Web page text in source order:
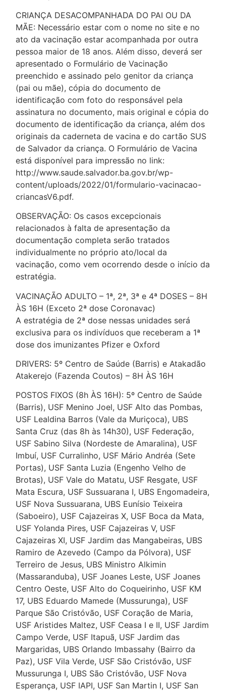
CRIANÇA DESACOMPANHADA DO PAI OU DA
MÃE: Necessário estar com o nome no site e no
ato da vacinação estar acompanhada por outra
pessoa maior de 18 anos. Além disso, deverá ser
apresentado o Formulário de Vacinação
preenchido e assinado pelo genitor da criança
(pai ou mãe), cópia do documento de
identificação com foto do responsável pela
assinatura no documento, mais original e cópia do
documento de identificação da criança, além dos
originais da caderneta de vacina e do cartão SUS
de Salvador da criança. O Formulário de Vacina
está disponível para impressão no link:
http://www.saude.salvador.ba.gov.br/wp-
content/uploads/2022/01/formulario-vacinacao-
criancasV6.pdf.
OBSERVAÇÃO: Os casos excepcionais
relacionados à falta de apresentação da
documentação completa serão tratados
individualmente no próprio ato/local da
vacinação, como vem ocorrendo desde o início da
estratégia.
VACINAÇÃO ADULTO – 1ª, 2ª, 3ª e 4ª DOSES – 8H
ÀS 16H (Exceto 2ª dose Coronavac)
A estratégia de 2ª dose nessas unidades será
exclusiva para os indivíduos que receberam a 1ª
dose dos imunizantes Pfizer e Oxford
DRIVERS: 5º Centro de Saúde (Barris) e Atakadão
Atakerejo (Fazenda Coutos) – 8H ÀS 16H
POSTOS FIXOS (8h ÀS 16H): 5º Centro de Saúde
(Barris), USF Menino Joel, USF Alto das Pombas,
USF Lealdina Barros (Vale da Muriçoca), UBS
Santa Cruz (das 8h às 14h30), USF Federação,
USF Sabino Silva (Nordeste de Amaralina), USF
Imbuí, USF Curralinho, USF Mário Andréa (Sete
Portas), USF Santa Luzia (Engenho Velho de
Brotas), USF Vale do Matatu, USF Resgate, USF
Mata Escura, USF Sussuarana I, UBS Engomadeira,
USF Nova Sussuarana, UBS Eunísio Teixeira
(Saboeiro), USF Cajazeiras X, USF Boca da Mata,
USF Yolanda Pires, USF Cajazeiras V, USF
Cajazeiras XI, USF Jardim das Mangabeiras, UBS
Ramiro de Azevedo (Campo da Pólvora), USF
Terreiro de Jesus, UBS Ministro Alkimin
(Massaranduba), USF Joanes Leste, USF Joanes
Centro Oeste, USF Alto do Coqueirinho, USF KM
17, UBS Eduardo Mamede (Mussurunga), USF
Parque São Cristóvão, USF Coração de Maria,
USF Aristides Maltez, USF Ceasa I e II, USF Jardim
Campo Verde, USF Itapuã, USF Jardim das
Margaridas, UBS Orlando Imbassahy (Bairro da
Paz), USF Vila Verde, USF São Cristóvão, USF
Mussurunga I, UBS São Cristóvão, USF Nova
Esperança, USF IAPI, USF San Martin I, USF San